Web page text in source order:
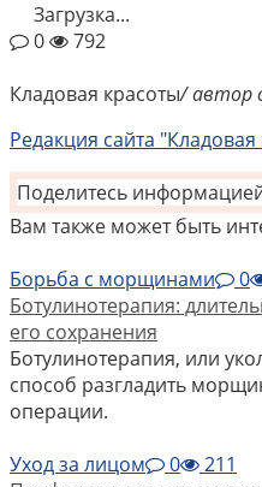
Загрузка...
0
792
Кладовая красоты/ автор
Редакция сайта
Поделитесь
Вам также может быть
Борьба с морщинами
0
Ботулинотерапия:
его сохранения
Ботулинотерапия, или
способ разгладить
операции.
Уход за лицом
0
211